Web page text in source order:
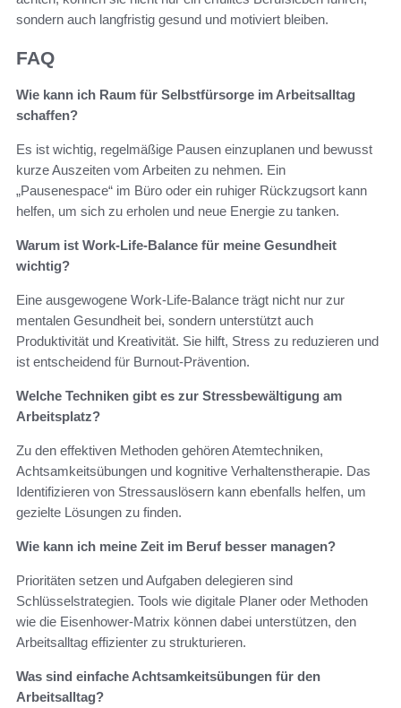
sondern auch langfristig gesund und motiviert bleiben.
FAQ
Wie kann ich Raum für Selbstfürsorge im Arbeitsalltag
schaffen?
Es ist wichtig, regelmäßige Pausen einzuplanen und bewusst
kurze Auszeiten vom Arbeiten zu nehmen. Ein
„Pausenespace“ im Büro oder ein ruhiger Rückzugsort kann
helfen, um sich zu erholen und neue Energie zu tanken.
Warum ist Work-Life-Balance für meine Gesundheit
wichtig?
Eine ausgewogene Work-Life-Balance trägt nicht nur zur
mentalen Gesundheit bei, sondern unterstützt auch
Produktivität und Kreativität. Sie hilft, Stress zu reduzieren und
ist entscheidend für Burnout-Prävention.
Welche Techniken gibt es zur Stressbewältigung am
Arbeitsplatz?
Zu den effektiven Methoden gehören Atemtechniken,
Achtsamkeitsübungen und kognitive Verhaltenstherapie. Das
Identifizieren von Stressauslösern kann ebenfalls helfen, um
gezielte Lösungen zu finden.
Wie kann ich meine Zeit im Beruf besser managen?
Prioritäten setzen und Aufgaben delegieren sind
Schlüsselstrategien. Tools wie digitale Planer oder Methoden
wie die Eisenhower-Matrix können dabei unterstützen, den
Arbeitsalltag effizienter zu strukturieren.
Was sind einfache Achtsamkeitsübungen für den
Arbeitsalltag?